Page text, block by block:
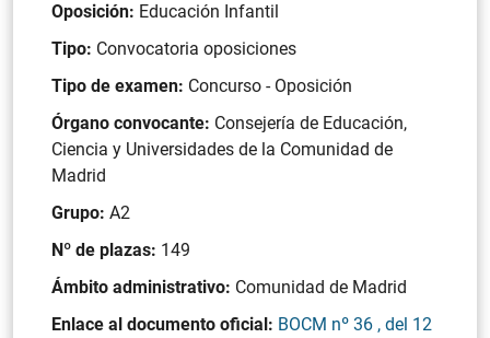
Oposición: Educación Infantil
Tipo: Convocatoria oposiciones
Tipo de examen: Concurso - Oposición
Órgano convocante: Consejería de Educación,
Ciencia y Universidades de la Comunidad de
Madrid
Grupo: A2
Nº de plazas: 149
Ámbito administrativo: Comunidad de Madrid
Enlace al documento oficial: BOCM nº 36 , del 12